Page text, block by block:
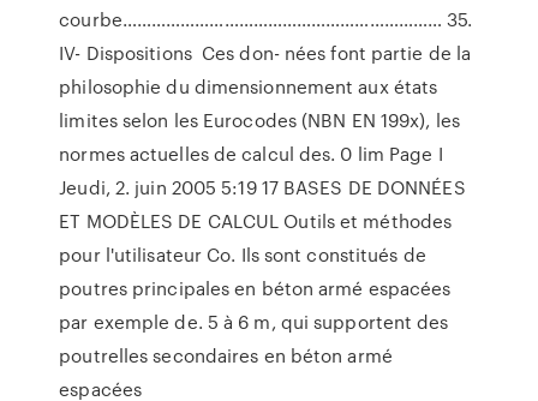
courbe………………………………………………………… 35.
IV- Dispositions Ces don- nées font partie de la
philosophie du dimensionnement aux états
limites selon les Eurocodes (NBN EN 199x), les
normes actuelles de calcul des. 0 lim Page I
Jeudi, 2. juin 2005 5:19 17 BASES DE DONNÉES
ET MODÈLES DE CALCUL Outils et méthodes
pour l'utilisateur Co. Ils sont constitués de
poutres principales en béton armé espacées
par exemple de. 5 à 6 m, qui supportent des
poutrelles secondaires en béton armé
espacées